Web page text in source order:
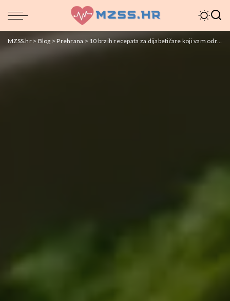
MZSS.hr> Blog >Prehrana > 10 brzih recepata za dijabetičare koji vam održavaju stabilnu razinu šećera u krvi